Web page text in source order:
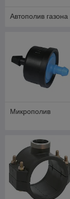
Автополив газона
Микрополив